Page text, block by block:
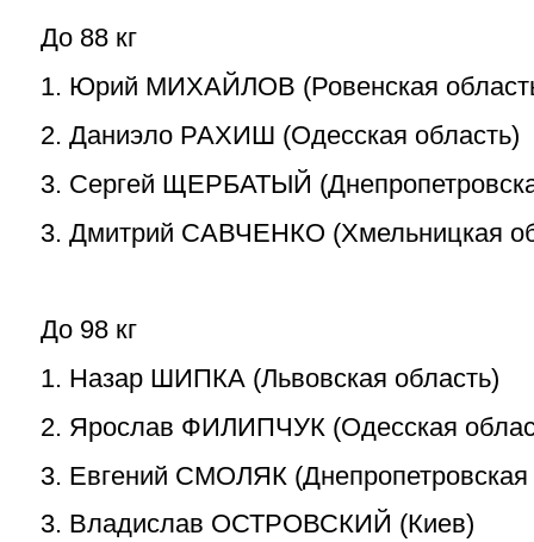
До 88 кг
1. Юрий МИХАЙЛОВ (Ровенская
2. Даниэло РАХИШ (Одесская область)
3. Сергей ЩЕРБАТЫЙ
3. Дмитрий САВЧЕНКО (Хмельницкая
До 98 кг
1. Назар ШИПКА (Львовская область)
2. Ярослав ФИЛИПЧУК (Одесская
3. Евгений СМОЛЯК (Днепропетровская
3. Владислав ОСТРОВСКИЙ (Киев)